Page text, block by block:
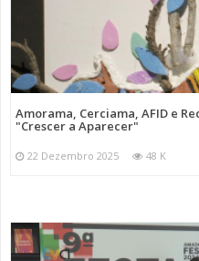
Amorama, Cerciama, AFID e
"Crescer a Aparecer"
22 Dezembro 2025 48 K